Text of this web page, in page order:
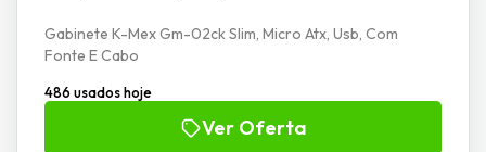
Gabinete K-Mex Gm-02ck Slim, Micro Atx, Usb, Com
Fonte E Cabo
486 usados hoje
Ver Oferta